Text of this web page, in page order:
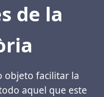
de la
objeto facilitar la
aquel que este